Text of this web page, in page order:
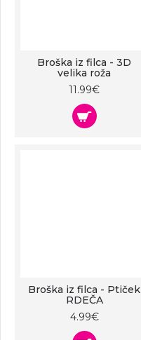
Broška iz filca - 3D
velika roža
11.99€
Broška iz filca - Ptiček
RDEČA
4.99€